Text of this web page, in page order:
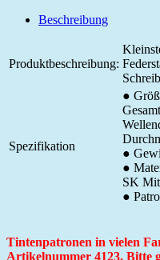
Beschreibung
Produktbeschreibung:
Spezifikation
●
●
●
SK
●
Tintenpatronen in vielen
Artikelnummer 4123. Bitte